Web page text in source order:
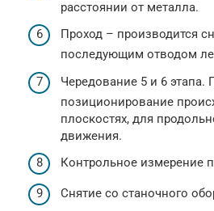
расстоянии от металла.
Проход – производится
последующим отводом
Чередование 5 и 6 этапа.
позиционирование
плоскостях, для
движения.
Контрольное измерение
Снятие со станочного